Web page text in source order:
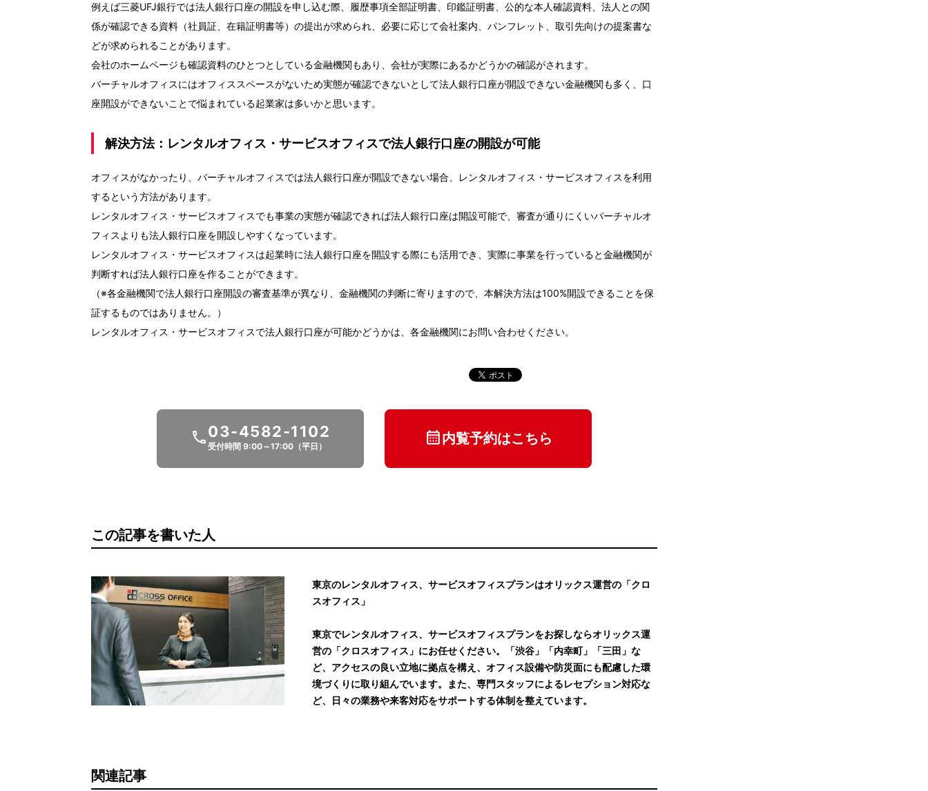
例えば三菱UFJ銀行では法人銀行口座の開設を申し込む際、履歴事項全部証明書、印鑑証明書、公的な本人確認資料、法人との関
係が確認できる資料（社員証、在籍証明書等）の提出が求められ、必要に応じて会社案内、パンフレット、取引先向けの提案書な
どが求められることがあります。
会社のホームページも確認資料のひとつとしている金融機関もあり、会社が実際にあるかどうかの確認がされます。
バーチャルオフィスにはオフィススペースがないため実態が確認できないとして法人銀行口座が開設できない金融機関も多く、口
座開設ができないことで悩まれている起業家は多いかと思います。
解決方法：レンタルオフィス・サービスオフィスで法人銀行口座の開設が可能
オフィスがなかったり、バーチャルオフィスでは法人銀行口座が開設できない場合、レンタルオフィス・サービスオフィスを利用
するという方法があります。
レンタルオフィス・サービスオフィスでも事業の実態が確認できれば法人銀行口座は開設可能で、審査が通りにくいバーチャルオ
フィスよりも法人銀行口座を開設しやすくなっています。
レンタルオフィス・サービスオフィスは起業時に法人銀行口座を開設する際にも活用でき、実際に事業を行っていると金融機関が
判断すれば法人銀行口座を作ることができます。
（※各金融機関で法人銀行口座開設の審査基準が異なり、金融機関の判断に寄りますので、本解決方法は100%開設できることを保
証するものではありません。）
レンタルオフィス・サービスオフィスで法人銀行口座が可能かどうかは、各金融機関にお問い合わせください。
03-4582-1102
受付時間 9:00～17:00（平日） 内覧予約はこちら
この記事を書いた人
東京のレンタルオフィス、サービスオフィスプランはオリックス運営の「クロ
スオフィス」
東京でレンタルオフィス、サービスオフィスプランをお探しならオリックス運
営の「クロスオフィス」にお任せください。「渋谷」「内幸町」「三田」な
ど、アクセスの良い立地に拠点を構え、オフィス設備や防災面にも配慮した環
境づくりに取り組んでいます。また、専門スタッフによるレセプション対応な
ど、日々の業務や来客対応をサポートする体制を整えています。
関連記事